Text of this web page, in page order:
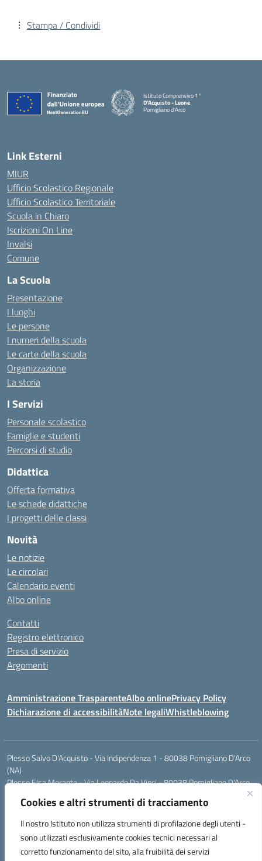
Cookies e altri strumenti di tracciamento
Il nostro Istituto non utilizza strumenti di profilazione degli utenti -
sono utilizzati esclusivamente cookies tecnici necessari al
corretto funzionamento del sito, alla fruibilità dei servizi
Stampa / Condividi
Istituto Comprensivo 1°
D'Acquisto - Leone
Pomigliano d'Arco
— Visita la pagina iniziale della scuola
Link Esterni
MIUR
Ufficio Scolastico Regionale
Ufficio Scolastico Territoriale
Scuola in Chiaro
Iscrizioni On Line
Invalsi
Comune
La Scuola
Presentazione
I luoghi
Le persone
I numeri della scuola
Le carte della scuola
Organizzazione
La storia
I Servizi
Personale scolastico
Famiglie e studenti
Percorsi di studio
Didattica
Offerta formativa
Le schede didattiche
I progetti delle classi
Novità
Le notizie
Le circolari
Calendario eventi
Albo online
Contatti
Registro elettronico
Presa di servizio
Argomenti
Amministrazione TrasparenteAlbo onlinePrivacy Policy
Dichiarazione di accessibilitàNote legaliWhistleblowing
Plesso Salvo D'Acquisto - Via Indipendenza 1 - 80038 Pomigliano D'Arco
(NA)
Plesso Elsa Morante - Via Leonardo Da Vinci - 80038 Pomigliano D'Arco
Plesso Leone - Via Pascoli - 80038 Pomigliano D'Arco (NA)
Tel.:0813177304 - Mail: naic8g1003@istruzione.it - Pec:
Codice Univoco ufficio: UIECQ7
codice Meccanografico: NAIC8G1003